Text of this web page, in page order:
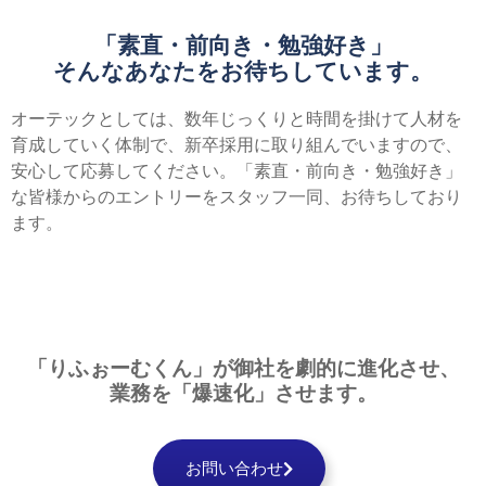
「素直・前向き・勉強好き」
そんなあなたをお待ちしています。
オーテックとしては、数年じっくりと時間を掛けて人材を
育成していく体制で、新卒採用に取り組んでいますので、
安心して応募してください。「素直・前向き・勉強好き」
な皆様からのエントリーをスタッフ一同、お待ちしており
ます。
「りふぉーむくん」が御社を劇的に進化させ、
業務を 「爆速化」 させます。
お問い合わせ